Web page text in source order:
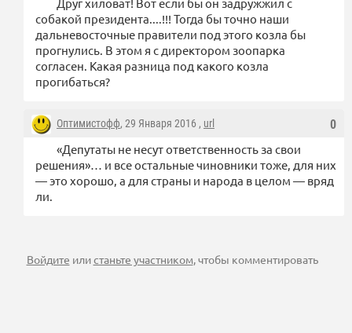
собакой президента....!!! Тогда бы точно наши
дальневосточные правители под этого козла бы
прогнулись. В этом я с директором зоопарка
согласен. Какая разница под какого козла
прогибаться?
0
Оптимистофф, 29 Января 2016 , url
«Депутаты не несут ответственность за свои
решения»… и все остальные чиновники тоже, для них
— это хорошо, а для страны и народа в целом — вряд
ли.
Войдите илистаньте участником, чтобы комментировать